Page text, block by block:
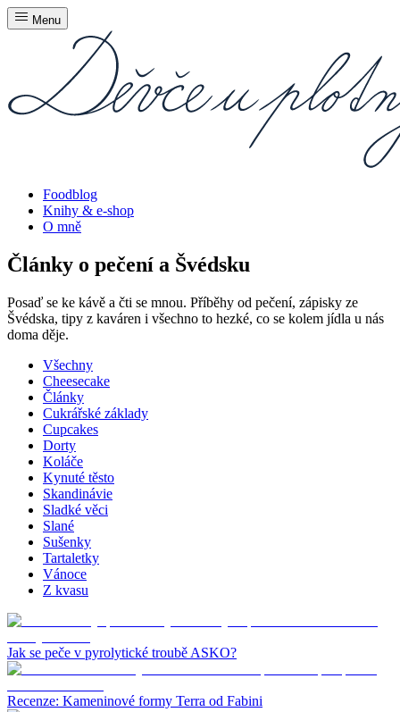
Menu
Foodblog
Knihy & e-shop
O mně
Články o pečení a Švédsku
Posaď se ke kávě a čti se mnou. Příběhy od pečení, zápisky ze
Švédska, tipy z kaváren i všechno to hezké, co se kolem jídla u nás
doma děje.
Všechny
Cheesecake
Články
Cukrářské základy
Cupcakes
Dorty
Koláče
Kynuté těsto
Skandinávie
Sladké věci
Slané
Sušenky
Tartaletky
Vánoce
Z kvasu
Jak se peče v pyrolytické troubě ASKO?
Recenze: Kameninové formy Terra od Fabini